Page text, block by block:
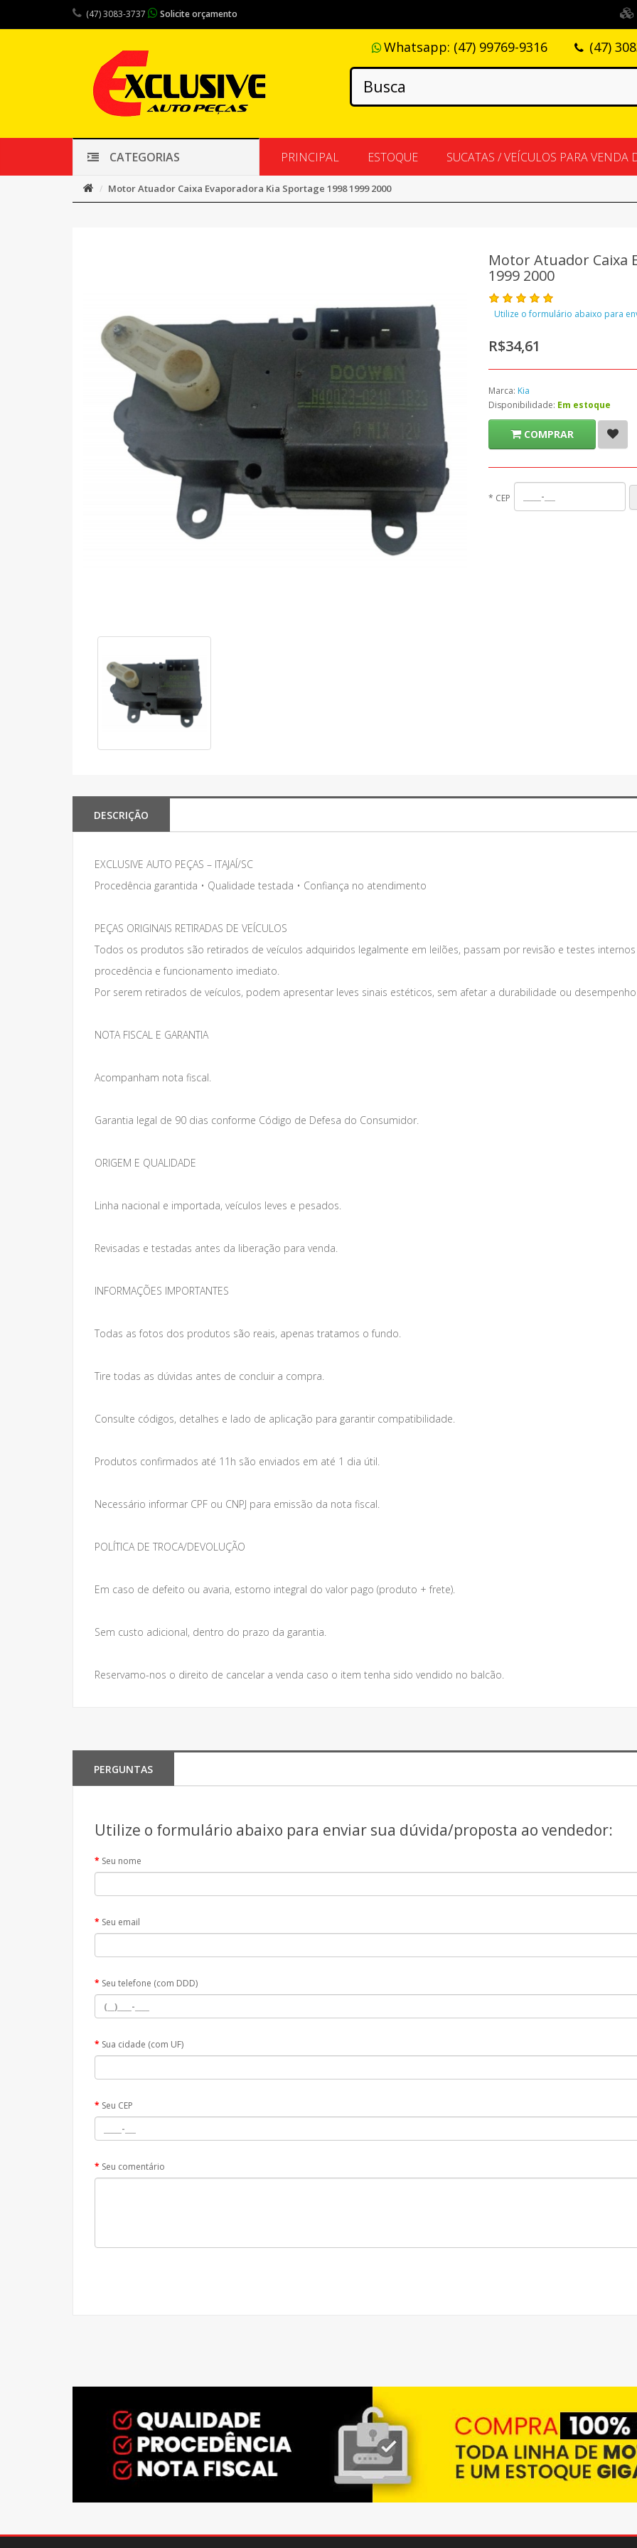
(47) 3083-3737 Solicite orçamento
Whatsapp: (47) 99769-9316 (47)
CATEGORIAS PRINCIPAL ESTOQUE SUCATAS / VEÍCULOS PARA VENDA
Motor Atuador Caixa Evaporadora Kia Sportage 1998 1999 2000
Motor Atuador Caixa
1999 2000
Utilize o formulário abaixo para
R$34,61
Marca: Kia
Disponibilidade: Em estoque
COMPRAR
* CEP
DESCRIÇÃO
EXCLUSIVE AUTO PEÇAS – ITAJAÍ/SC
Procedência garantida • Qualidade testada • Confiança no atendimento
PEÇAS ORIGINAIS RETIRADAS DE VEÍCULOS
Todos os produtos são retirados de veículos adquiridos legalmente em leilões, passam por revisão e testes
procedência e funcionamento imediato.
Por serem retirados de veículos, podem apresentar leves sinais estéticos, sem afetar a durabilidade ou
NOTA FISCAL E GARANTIA
Acompanham nota fiscal.
Garantia legal de 90 dias conforme Código de Defesa do Consumidor.
ORIGEM E QUALIDADE
Linha nacional e importada, veículos leves e pesados.
Revisadas e testadas antes da liberação para venda.
INFORMAÇÕES IMPORTANTES
Todas as fotos dos produtos são reais, apenas tratamos o fundo.
Tire todas as dúvidas antes de concluir a compra.
Consulte códigos, detalhes e lado de aplicação para garantir compatibilidade.
Produtos confirmados até 11h são enviados em até 1 dia útil.
Necessário informar CPF ou CNPJ para emissão da nota fiscal.
POLÍTICA DE TROCA/DEVOLUÇÃO
Em caso de defeito ou avaria, estorno integral do valor pago (produto + frete).
Sem custo adicional, dentro do prazo da garantia.
Reservamo-nos o direito de cancelar a venda caso o item tenha sido vendido no balcão.
PERGUNTAS
Utilize o formulário abaixo para enviar sua dúvida/proposta ao vendedor:
Seu nome
Seu email
Seu telefone (com DDD)
Sua cidade (com UF)
Seu CEP
Seu comentário